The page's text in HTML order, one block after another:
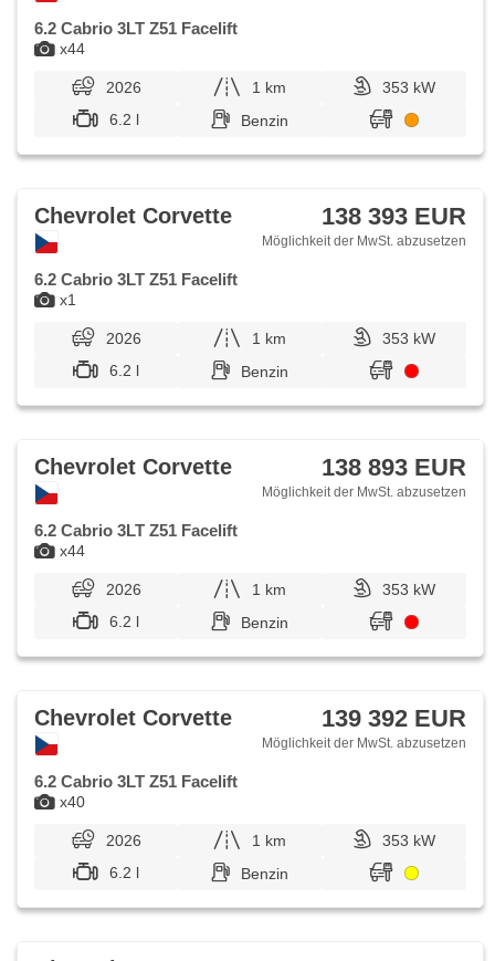
x44
6.2 Cabrio 3LT Z51 Facelift
2026 1 km
353 kW
6.2 l
Benzin
x1
Chevrolet Corvette 138 393 EUR
Möglichkeit der MwSt. abzusetzen
6.2 Cabrio 3LT Z51 Facelift
2026 1 km
353 kW
6.2 l
Benzin
x44
Chevrolet Corvette 138 893 EUR
Möglichkeit der MwSt. abzusetzen
6.2 Cabrio 3LT Z51 Facelift
2026 1 km
353 kW
6.2 l
Benzin
x40
Chevrolet Corvette 139 392 EUR
Möglichkeit der MwSt. abzusetzen
6.2 Cabrio 3LT Z51 Facelift
2026 1 km
353 kW
6.2 l
Benzin